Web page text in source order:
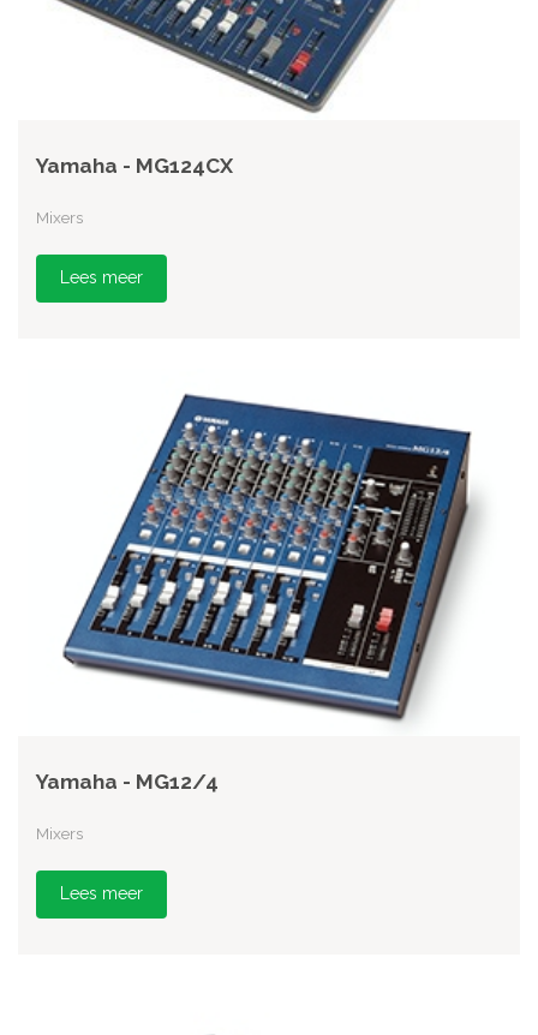
Yamaha - MG124CX
Mixers
Lees meer
Yamaha - MG12/4
Mixers
Lees meer